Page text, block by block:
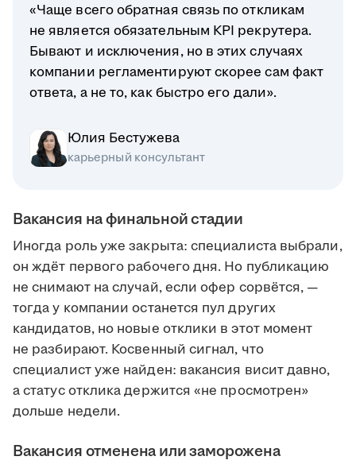
«Чаще всего обратная связь по откликам
не является обязательным KPI рекрутера.
Бывают и исключения, но в этих случаях
компании регламентируют скорее сам факт
ответа, а не то, как быстро его дали».
Юлия Бестужева
карьерный консультант
Вакансия на финальной стадии
Иногда роль уже закрыта: специалиста выбрали,
он ждёт первого рабочего дня. Но публикацию
не снимают на случай, если офер сорвётся, —
тогда у компании останется пул других
кандидатов, но новые отклики в этот момент
не разбирают. Косвенный сигнал, что
специалист уже найден: вакансия висит давно,
а статус отклика держится «не просмотрен»
дольше недели.
Вакансия отменена или заморожена